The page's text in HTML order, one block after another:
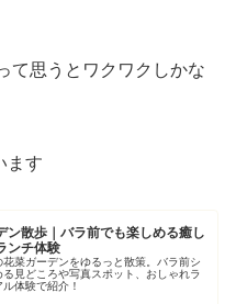
て思うとワクワクしかな
ます
ン散歩｜バラ前でも楽しめる癒し
ンチ体験
菜ガーデンをゆるっと散策。バラ前シ
る見どころや写真スポット、おしゃれラ
体験で紹介！